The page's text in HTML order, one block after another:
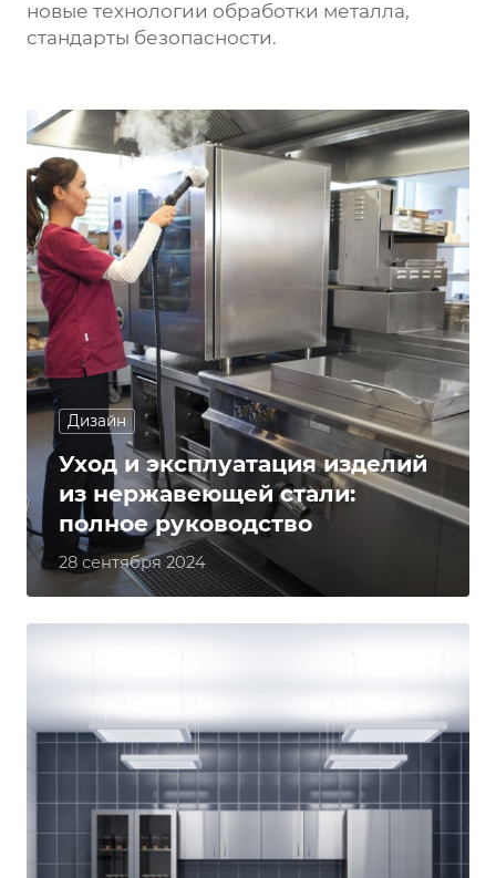
новые технологии обработки металла,
стандарты безопасности.
Дизайн
28 сентября 2024
Уход и эксплуатация изделий
из нержавеющей стали:
полное руководство